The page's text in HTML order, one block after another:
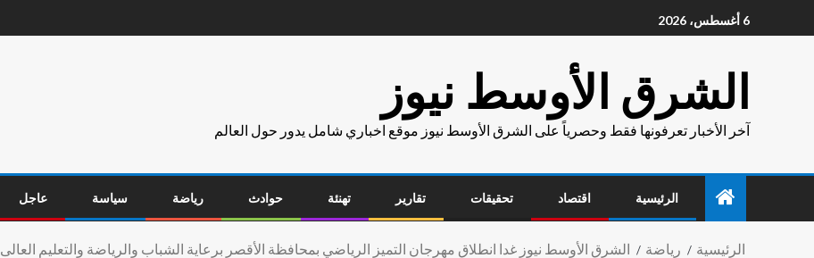
6 أغسطس، 2026
الشرق الأوسط نيوز
آخر الأخبار تعرفونها فقط وحصرياً على الشرق الأوسط نيوز موقع اخباري شامل يدور حول العالم
الرئيسية اقتصاد تحقيقات تقارير تهنئة حوادث رياضة سياسة عاجل
الرئيسية رياضة الشرق الأوسط نيوز غدا انطلاق مهرجان التميز الرياضي بمحافظة الأقصر برعاية الشباب والرياضة والتعليم العالى